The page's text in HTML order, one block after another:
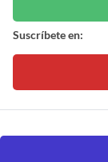
Suscríbete en: